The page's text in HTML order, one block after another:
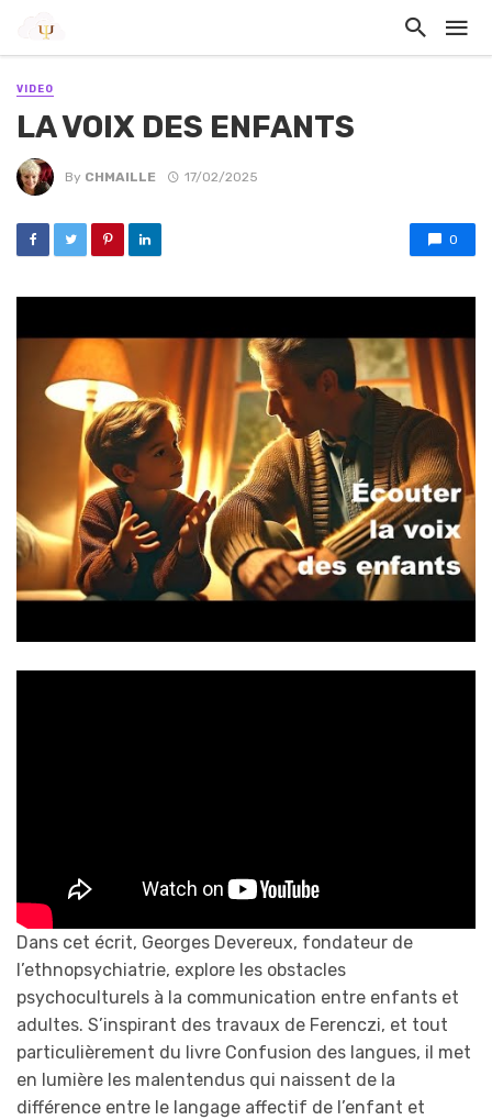
VIDEO
LA VOIX DES ENFANTS
By CHMAILLE 17/02/2025
0
Dans cet écrit, Georges Devereux, fondateur de
l’ethnopsychiatrie, explore les obstacles
psychoculturels à la communication entre enfants et
adultes. S’inspirant des travaux de Ferenczi, et tout
particulièrement du livre Confusion des langues, il met
en lumière les malentendus qui naissent de la
différence entre le langage affectif de l’enfant et